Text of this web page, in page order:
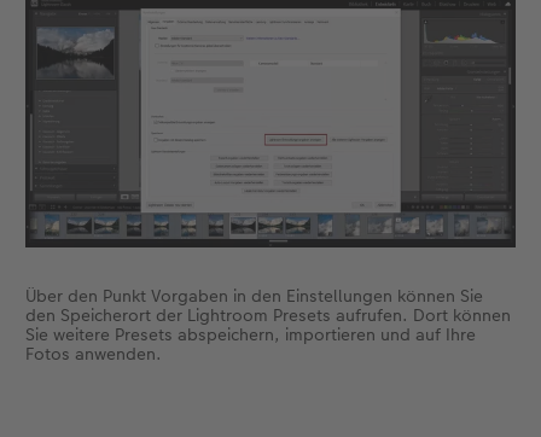
Über den Punkt Vorgaben in den Einstellungen können Sie
den Speicherort der Lightroom Presets aufrufen. Dort können
Sie weitere Presets abspeichern, importieren und auf Ihre
Fotos anwenden.